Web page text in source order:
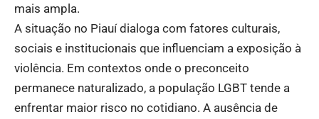
mais ampla.
A situação no Piauí dialoga com fatores culturais,
sociais e institucionais que influenciam a exposição à
violência. Em contextos onde o preconceito
permanece naturalizado, a população LGBT tende a
enfrentar maior risco no cotidiano. A ausência de